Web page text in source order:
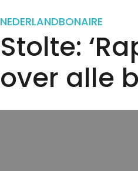
NEDERLANDBONAIRE
Stolte:
over alle